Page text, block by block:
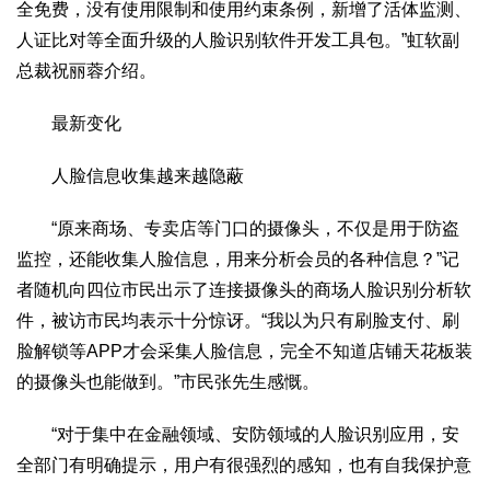
全免费，没有使用限制和使用约束条例，新增了活体监测、
人证比对等全面升级的人脸识别软件开发工具包。”虹软副
总裁祝丽蓉介绍。
最新变化
人脸信息收集越来越隐蔽
“原来商场、专卖店等门口的摄像头，不仅是用于防盗
监控，还能收集人脸信息，用来分析会员的各种信息？”记
者随机向四位市民出示了连接摄像头的商场人脸识别分析软
件，被访市民均表示十分惊讶。“我以为只有刷脸支付、刷
脸解锁等APP才会采集人脸信息，完全不知道店铺天花板装
的摄像头也能做到。”市民张先生感慨。
“对于集中在金融领域、安防领域的人脸识别应用，安
全部门有明确提示，用户有很强烈的感知，也有自我保护意